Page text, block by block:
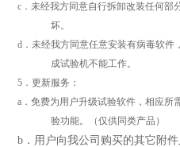
c．未经我方同意自行拆卸改装任何部
坏。
d．未经我方同意任意安装有病毒软件
成试验机不能工作。
5．更新服务：
a．免费为用户升级试验软件，相应所
验功能。（仅供同类产品）
b ．用户向我公司购买的其它附